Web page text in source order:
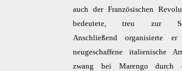
auch der Französischen
bedeutete, treu zur
Anschließend organisierte
neugeschaffene italienische
zwang bei Marengo durch